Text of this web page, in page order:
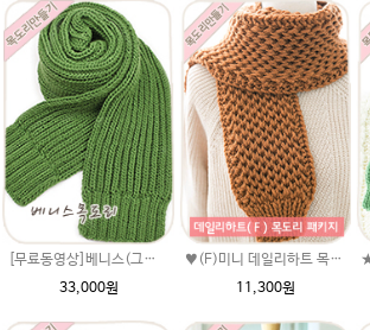
[무료동영상]베니스(그레이스메리노울) 최고급털실 손뜨개질목도리뜨기 길라임목도리만들기 남여 커플목도리뜨개질
33,000원
♥(F)미니 데일리하트 목도리(댄디울)패키지(유료강좌)/미니 머플러/미니목도리뜨기/좁은 고무단/손뜨개목도리/미니뜨개질목도리/뜨개질목도리/
11,300원